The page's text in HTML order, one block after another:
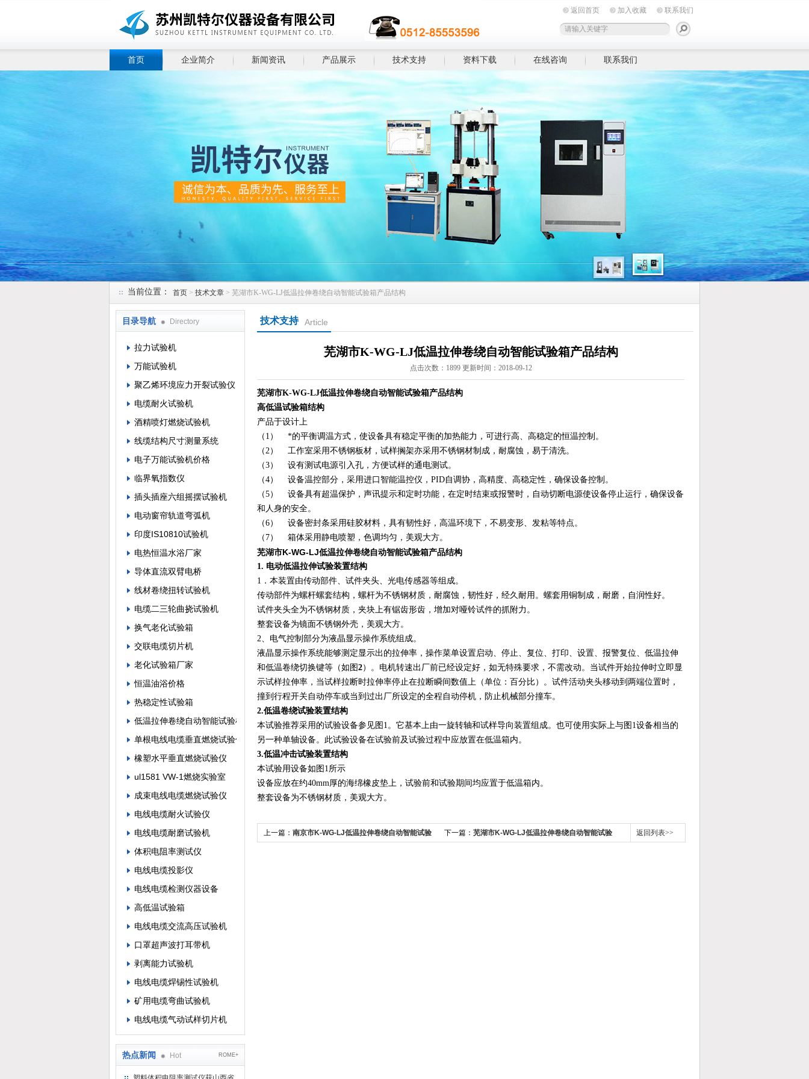
返回首页 加入收藏 联系我们
首页 企业简介 新闻资讯 产品展示 技术支持 资料下载 在线咨询 联系我们
当前位置： 首页 > 技术文章 > 芜湖市K-WG-LJ低温拉伸卷绕自动智能试验箱产品结构
目录导航 Directory
拉力试验机
万能试验机
聚乙烯环境应力开裂试验仪
电缆耐火试验机
酒精喷灯燃烧试验机
线缆结构尺寸测量系统
电子万能试验机价格
临界氧指数仪
插头插座六组摇摆试验机
电动窗帘轨道弯弧机
印度IS10810试验机
电热恒温水浴厂家
导体直流双臂电桥
线材卷绕扭转试验机
电缆二三轮曲挠试验机
换气老化试验箱
交联电缆切片机
老化试验箱厂家
恒温油浴价格
热稳定性试验箱
低温拉伸卷绕自动智能试验机
单根电线电缆垂直燃烧试验仪
橡塑水平垂直燃烧试验仪
ul1581 VW-1燃烧实验室
成束电线电缆燃烧试验仪
电线电缆耐火试验仪
电线电缆耐磨试验机
体积电阻率测试仪
电线电缆投影仪
电线电缆检测仪器设备
高低温试验箱
电线电缆交流高压试验机
口罩超声波打耳带机
剥离能力试验机
电线电缆焊锡性试验机
矿用电缆弯曲试验机
电线电缆气动试样切片机
热点新闻 Hot ROME+
技术支持 Article
芜湖市K-WG-LJ低温拉伸卷绕自动智能试验箱产品结构
点击次数：1899 更新时间：2018-09-12
芜湖市K-WG-LJ低温拉伸卷绕自动智能试验箱产品结构
高低温试验箱结构
产品于设计上
（1） *的平衡调温方式，使设备具有稳定平衡的加热能力，可进行高、高稳定的恒温控制。
（2） 工作室采用不锈钢板材，试样搁架亦采用不锈钢材制成，耐腐蚀，易于清洗。
（3） 设有测试电源引入孔，方便试样的通电测试。
（4） 设备温控部分，采用进口智能温控仪， PID自调协，高精度、高稳定性，确保设备控制。
（5） 设备具有超温保护，声讯提示和定时功能，在定时结束或报警时，自动切断电源使设备停止运行，确保设备
和人身的安全。
（6） 设备密封条采用硅胶材料，具有韧性好，高温环境下，不易变形、发粘等特点。
（7） 箱体采用静电喷塑，色调均匀，美观大方。
芜湖市K-WG-LJ低温拉伸卷绕自动智能试验箱产品结构
1. 电动低温拉伸试验装置结构
1．本装置由传动部件、试件夹头、光电传感器等组成。
传动部件为螺杆螺套结构，螺杆为不锈钢材质，耐腐蚀，韧性好，经久耐用。螺套用铜制成，耐磨，自润性好。
试件夹头全为不锈钢材质，夹块上有锯齿形齿，增加对哑铃试件的抓附力。
整套设备为镜面不锈钢外壳， 美观大方。
2、电气控制部分为液晶显示操作系统组成。
液晶显示操作系统能够测定显示出的拉伸率，操作菜单设置启动、停止、复位、打印、设置、报警复位、低温拉伸
和低温卷绕切换键等（如图 2）。电机转速出厂前已经设定好，如无特殊要求，不需改动。当试件开始拉伸时立即显
示试样拉伸率，当试样拉断时拉伸率停止在拉断瞬间数值上（单位：百分比）。试件活动夹头移动到两端位置时，
撞到行程开关自动停车或当到过出厂所设定的全程自动停机，防止机械部分撞车。
2.低温卷绕试验装置结构
本试验推荐采用的试验设备参见图 1。它基本上由一旋转轴和试样导向装置组成。也可使用实际上与图 1设备相当的
另一种单轴设备。此试验设备在试验前及试验过程中应放置在低温箱内。
3.低温冲击试验装置结构
本试验用设备如图 1所示
设备应放在约40mm厚的海绵橡皮垫上，试验前和试验期间均应置于低温箱内。
整套设备为不锈钢材质，美观大方。
上一篇： 南京市K-WG-LJ低温拉伸卷绕自动智能试验 下一篇： 芜湖市K-WG-LJ低温拉伸卷绕自动智能试验 返回列表>>